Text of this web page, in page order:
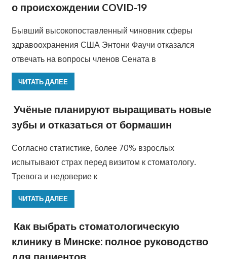
о происхождении COVID-19
Бывший высокопоставленный чиновник сферы
здравоохранения США Энтони Фаучи отказался
отвечать на вопросы членов Сената в
ЧИТАТЬ ДАЛЕЕ
Учёные планируют выращивать новые
зубы и отказаться от бормашин
Согласно статистике, более 70% взрослых
испытывают страх перед визитом к стоматологу.
Тревога и недоверие к
ЧИТАТЬ ДАЛЕЕ
Как выбрать стоматологическую
клинику в Минске: полное руководство